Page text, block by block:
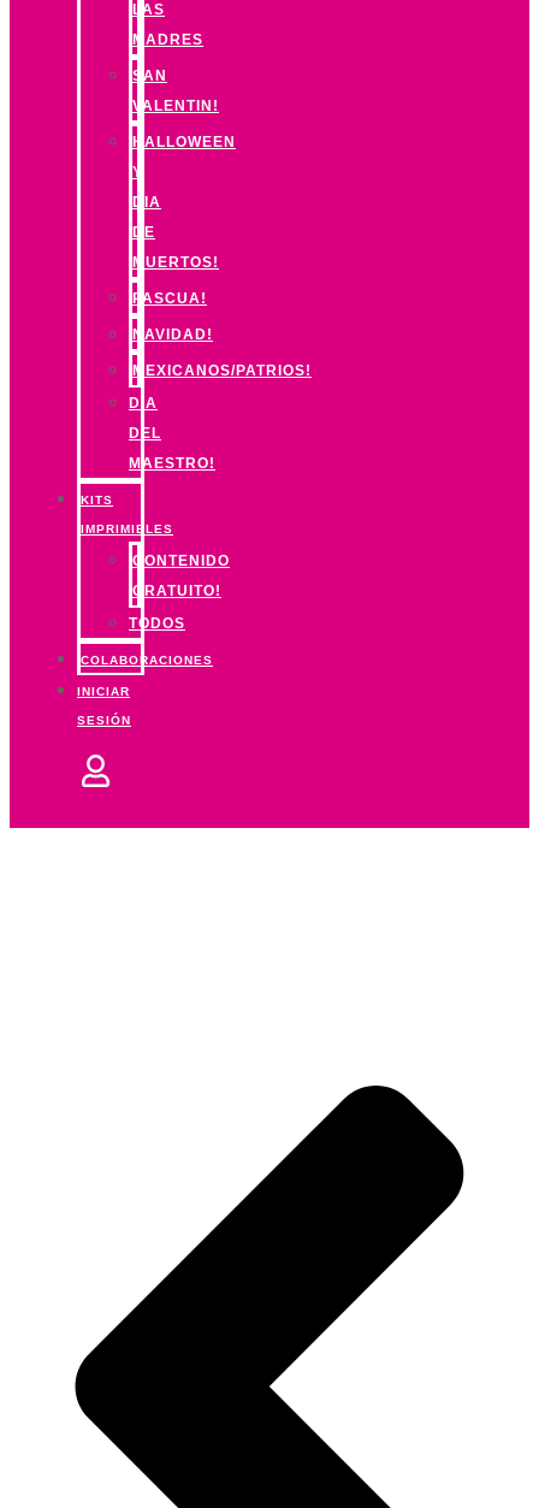
LAS
MADRES
SAN
VALENTIN!
HALLOWEEN
Y
DIA
DE
MUERTOS!
PASCUA!
NAVIDAD!
MEXICANOS/PATRIOS!
DIA
DEL
MAESTRO!
KITS
IMPRIMIBLES
CONTENIDO
GRATUITO!
TODOS
COLABORACIONES
INICIAR
SESIÓN